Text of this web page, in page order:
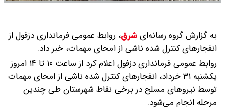
به گزارش گروه رسانه‌ایشرق، روابط عمومی فرمانداری دزفول از
انفجارهای کنترل شده ناشی از امحای مهمات، خبر داد.
روابط عمومی فرمانداری دزفول اعلام کرد از ساعت ۱۰ تا ۱۴ امروز
یکشنبه ۳۱ خرداد، انفجارهای کنترل شده ناشی از امحای مهمات
توسط نیروهای مسلح در برخی نقاط شهرستان طی چندین
مرحله انجام می‌شود.